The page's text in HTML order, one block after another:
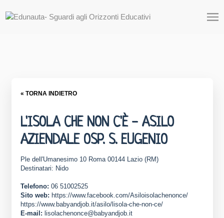
« TORNA INDIETRO
L'ISOLA CHE NON C'È - ASILO
AZIENDALE OSP. S. EUGENIO
Ple dell'Umanesimo 10 Roma 00144 Lazio (RM)
Destinatari: Nido
Telefono: 06 51002525
Sito web: https://www.facebook.com/Asiloisolachenonce/
https://www.babyandjob.it/asilo/lisola-che-non-ce/
E-mail: lisolachenonce@babyandjob.it